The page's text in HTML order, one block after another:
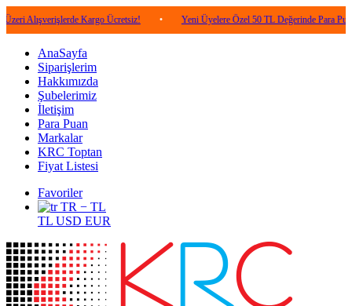
Kargo Ücretsiz! • Yeni Üyelere Özel 50 TL Değerinde Para Puan! •
AnaSayfa
Siparişlerim
Hakkımızda
Şubelerimiz
İletişim
Para Puan
Markalar
KRC Toptan
Fiyat Listesi
Favoriler
TR − TL
TL USD EUR